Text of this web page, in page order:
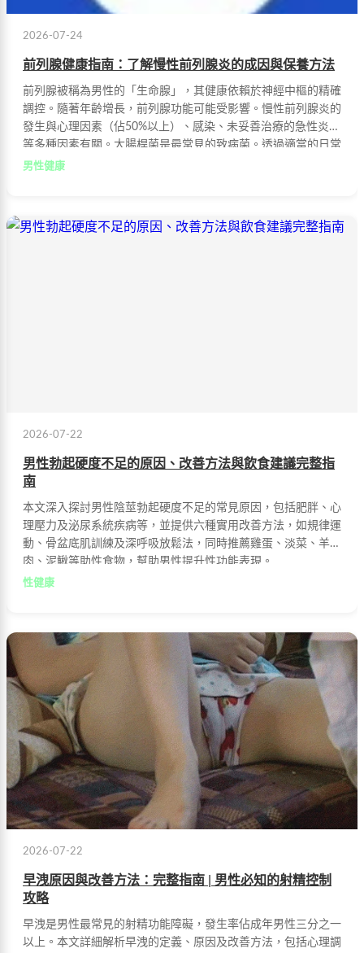
2026-07-24
前列腺健康指南：了解慢性前列腺炎的成因與保養方法
前列腺被稱為男性的「生命腺」，其健康依賴於神經中樞的精確
調控。隨著年齡增長，前列腺功能可能受影響。慢性前列腺炎的
發生與心理因素（佔50%以上）、感染、未妥善治療的急性炎症
等多種因素有關。大腸桿菌是最常見的致病菌。透過適當的日常
保養與藥品輔助，有助於維持攝護腺健康。
男性健康
2026-07-22
男性勃起硬度不足的原因、改善方法與飲食建議完整指
南
本文深入探討男性陰莖勃起硬度不足的常見原因，包括肥胖、心
理壓力及泌尿系統疾病等，並提供六種實用改善方法，如規律運
動、骨盆底肌訓練及深呼吸放鬆法，同時推薦雞蛋、淡菜、羊
肉、泥鰍等助性食物，幫助男性提升性功能表現。
性健康
2026-07-22
早洩原因與改善方法：完整指南 | 男性必知的射精控制
攻略
早洩是男性最常見的射精功能障礙，發生率佔成年男性三分之一
以上。本文詳細解析早洩的定義、原因及改善方法，包括心理調